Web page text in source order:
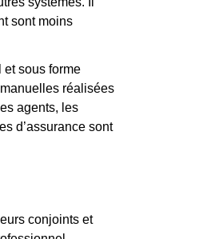
sont moins
et sous forme
réalisées
agents, les
d’assurance sont
conjoints et